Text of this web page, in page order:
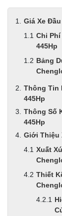
Giá Xe
Chi
445Hp
Bảng
Thông Tin
445Hp
Thông Số
445Hp
Giới Thiệu
Xuất
Thiết